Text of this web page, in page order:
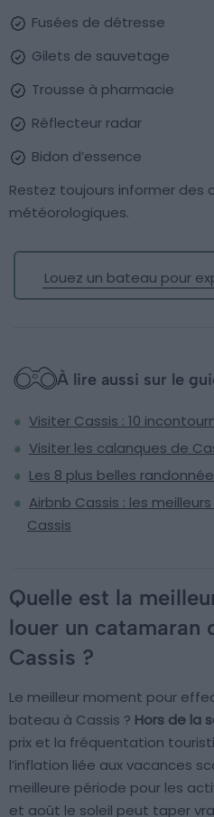
Fusées de détresse
Gilets de sauvetage
Trousse à pharmacie
Réflecteur radar
Bidon d’essence
Restez toujours informer des
météorologiques.
Louez un bateau pour
À lire aussi sur le
Visiter Cassis : 10
Visiter les calanques de
Les 8 plus belles
Airbnb Cassis : les
Cassis
Quelle est la
louer un catamaran
Cassis ?
Le meilleur moment pour
bateau à Cassis ? Hors de la
prix et la fréquentation
l’inflation liée aux vacances
meilleure période pour les
et août le soleil peut taper